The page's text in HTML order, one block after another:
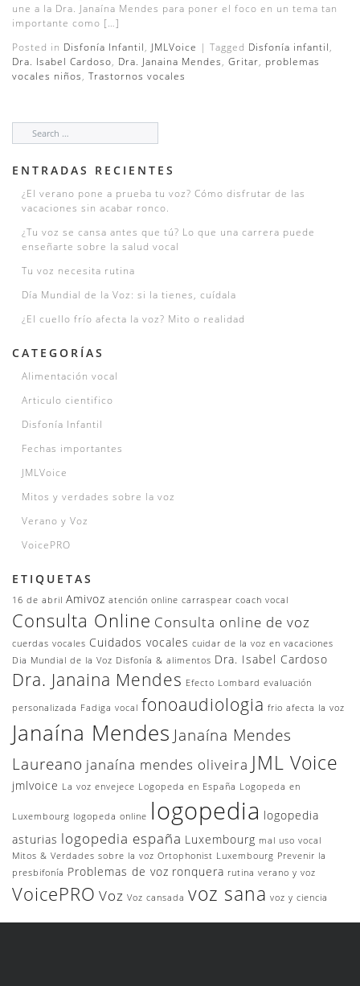
une a la Dra. Janaína Mendes para poner el foco en un tema tan
importante como […]
Posted in Disfonía Infantil, JMLVoice | Tagged Disfonía infantil,
Dra. Isabel Cardoso, Dra. Janaina Mendes, Gritar, problemas
vocales niños, Trastornos vocales
ENTRADAS RECIENTES
¿El verano pone a prueba tu voz? Cómo disfrutar de las
vacaciones sin acabar ronco.
¿Tu voz se cansa antes que tú? Lo que una carrera puede
enseñarte sobre la salud vocal
Tu voz necesita rutina
Día Mundial de la Voz: si la tienes, cuídala
¿El cuello frío afecta la voz? Mito o realidad
CATEGORÍAS
Alimentación vocal
Articulo cientifico
Disfonía Infantil
Fechas importantes
JMLVoice
Mitos y verdades sobre la voz
Verano y Voz
VoicePRO
ETIQUETAS
16 de abril Amivoz atención online carraspear coach vocal
Consulta Online Consulta online de voz
cuerdas vocales Cuidados vocales cuidar de la voz en vacaciones
Dia Mundial de la Voz Disfonía & alimentos Dra. Isabel Cardoso
Dra. Janaina Mendes Efecto Lombard evaluación
personalizada Fadiga vocal fonoaudiologia frio afecta la voz
Janaína Mendes Janaína Mendes
Laureano janaína mendes oliveira JML Voice
jmlvoice La voz envejece Logopeda en España Logopeda en
Luxembourg logopeda online logopedia logopedia
asturias logopedia españa Luxembourg mal uso vocal
Mitos & Verdades sobre la voz Ortophonist Luxembourg Prevenir la
presbifonía Problemas de voz ronquera rutina verano y voz
VoicePRO Voz Voz cansada voz sana voz y ciencia